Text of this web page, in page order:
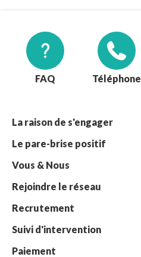
FAQ Téléphone
La raison de s'engager
Le pare-brise positif
Vous & Nous
Rejoindre le réseau
Recrutement
Suivi d'intervention
Paiement